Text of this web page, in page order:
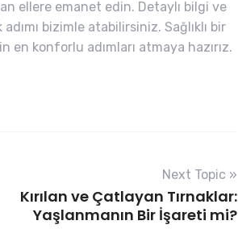
ellere emanet edin. Detaylı bilgi ve
bizimle atabilirsiniz. Sağlıklı bir
konforlu adımları atmaya hazırız.
Next Topic »
Kırılan ve Çatlayan Tırnaklar:
Yaşlanmanın Bir İşareti mi?